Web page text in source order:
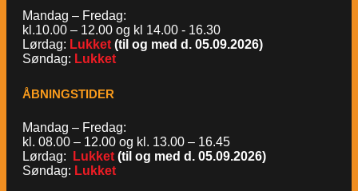
Mandag – Fredag:
kl.10.00 – 12.00 og kl 14.00 - 16.30
Lørdag: Lukket (til og med d. 05.09.2026)
Søndag: Lukket
ÅBNINGSTIDER
Mandag – Fredag:
kl. 08.00 – 12.00 og kl. 13.00 – 16.45
Lørdag:
Lukket (til og med d. 05.09.2026)
Søndag: Lukket